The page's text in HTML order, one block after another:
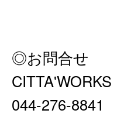
◎お問合せ
CITTA'WORKS
044-276-8841